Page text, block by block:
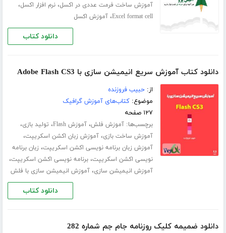
آموزش ساخت فرمت عددی در اکسل،نرم افزار اکسل،
Excel format cell،آموزش اکسل
دانلود کتاب
دانلود کتاب آموزش سریع انیمیشن سازی با Adobe Flash CS3
از:حبیب فروزنده
موضوع:کتاب‌های آموزش گرافیک
۱۲۷ صفحه
برچسب‌ها:آموزش فلش،آموزش Flash ، تولید بازی،
آموزش ساخت بازی،آموزش زبان اکشن اسکریپت،
آموزش زبان برنامه نویسی اکشن اسکریپت، زبان برنامه
نویسی اکشن اسکریپت،برنامه نویسی اکشن اسکریپت،
آموزش انیمیشن سازی،آموزش انیمیشن سازی با فلش
دانلود کتاب
دانلود ضمیمه کلیک روزنامه جام جم شماره 282